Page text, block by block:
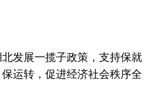
发展一揽子政策，支持保就
运转，促进经济社会秩序全